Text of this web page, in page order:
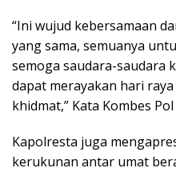
“Ini wujud kebersamaan
yang sama, semuanya
semoga saudara-saudara
dapat merayakan hari
khidmat,” Kata Kombes
Kapolresta juga
kerukunan antar umat